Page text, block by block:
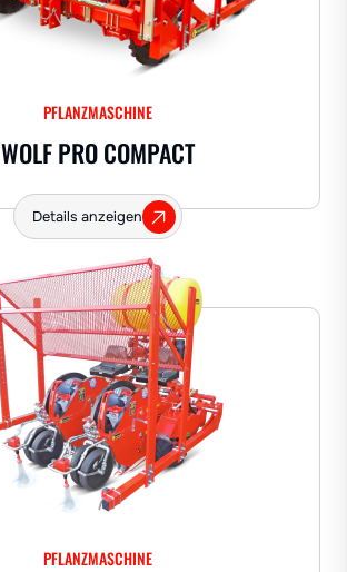
PFLANZMASCHINE
WOLF PRO COMPACT
Details anzeigen
PFLANZMASCHINE